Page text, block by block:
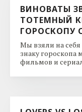
ВИНОВАТЫ
ТОТЕМНЫЙ
ГОРОСКОПУ
Мы взяли на
знаку гороскопа
фильмов и